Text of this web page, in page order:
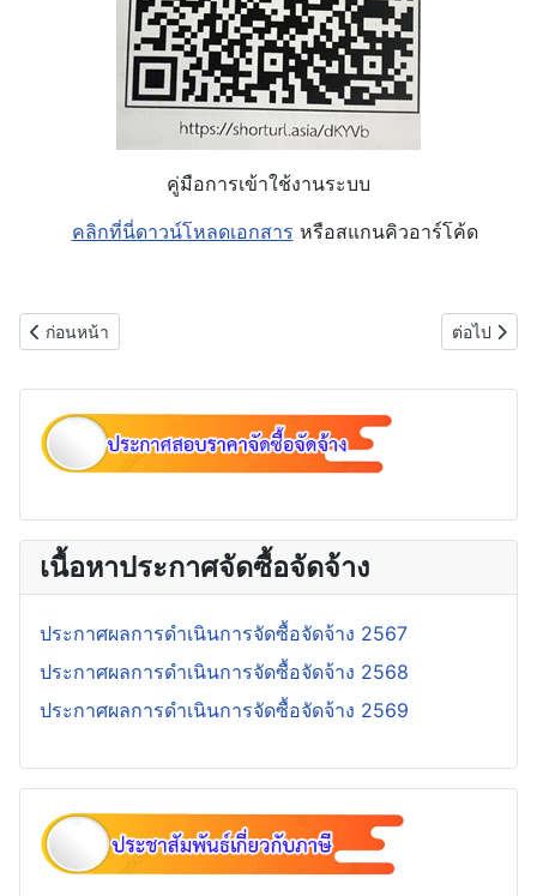
คู่มือการเข้าใช้งานระบบ
คลิกที่นี่ดาวน์โหลดเอกสาร หรือสแกนคิวอาร์โค้ด
เนื้อหาก่อนหน้า: นโยบายคุ้มครองข้อมูลส่วนบุคคล
ก่อนหน้า เนื้อหาถัด
ต่อไป
เนื้อหาประกาศจัดซื้อจัดจ้าง
ประกาศผลการดำเนินการจัดซื้อจัดจ้าง 2567
ประกาศผลการดำเนินการจัดซื้อจัดจ้าง 2568
ประกาศผลการดำเนินการจัดซื้อจัดจ้าง 2569